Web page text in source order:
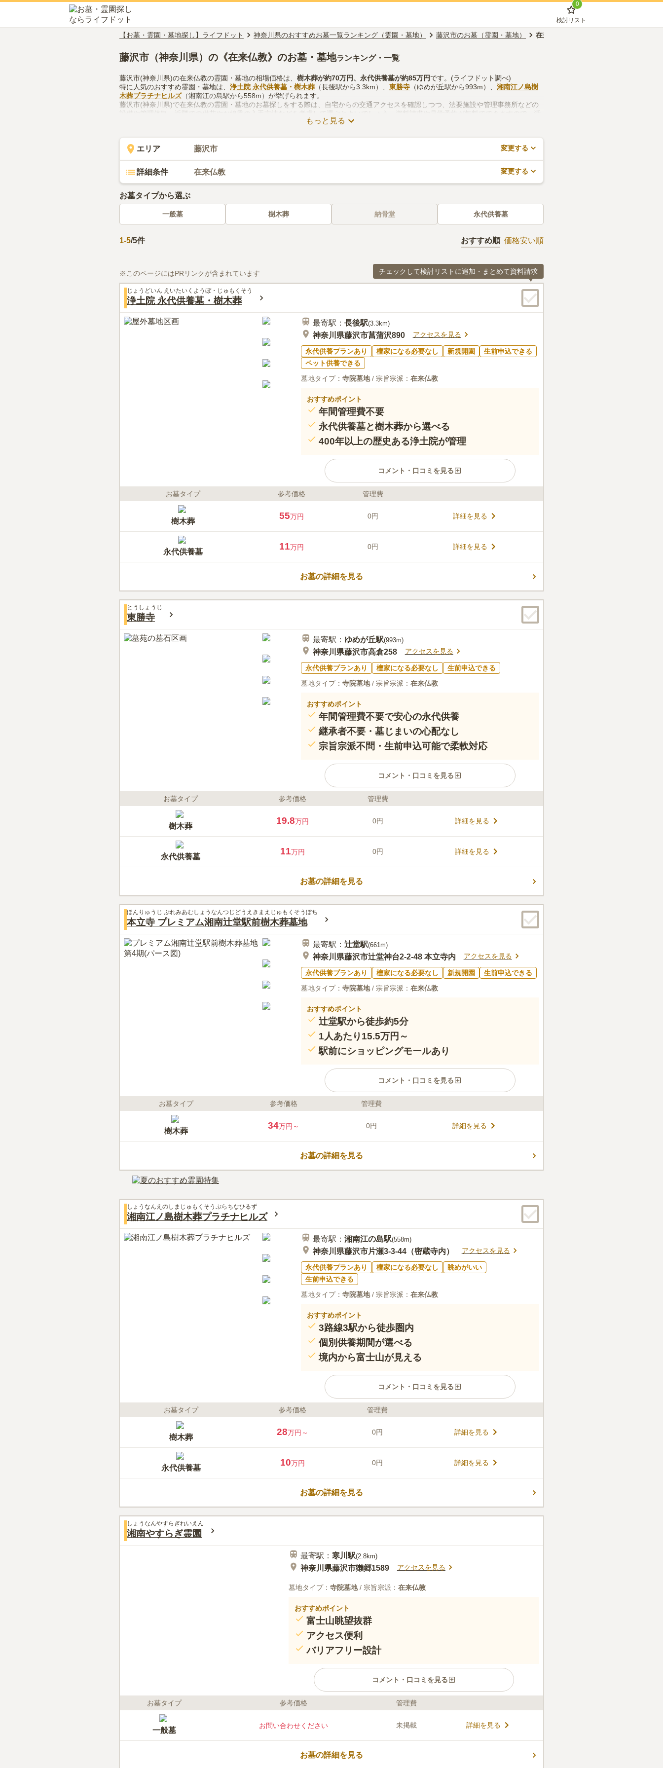
0
検討リスト
【お墓・霊園・墓地探し】ライフドット 神奈川県のおすすめお墓一覧ランキング（霊園・墓地） 藤沢市のお墓（霊園・墓地） 在来仏教
藤沢市（神奈川県）の《在来仏教》のお墓・墓地ランキング・一覧
藤沢市(神奈川県)の在来仏教の霊園・墓地の相場価格は、 樹木葬が約70万円、 永代供養墓が約85万円です。(ライフドット調べ)
特に人気のおすすめ霊園・墓地は、 浄土院 永代供養墓・樹木葬 （長後駅から3.3km）、 東勝寺 （ゆめが丘駅から993m）、 湘南江ノ島樹
木葬プラチナヒルズ（湘南江の島駅から558m）が挙げられます。
藤沢市(神奈川県)で在来仏教の霊園・墓地のお墓探しをする際は、自宅からの交通アクセスを確認しつつ、法要施設や管理事務所などの
設備や管理体制、近隣での供花やお線香の入手方法などを考慮して選ぶとよいでしょう。資料請求や見学予約が無料でできますので、活
もっと見る
エリア 藤沢市 変更する
詳細条件 在来仏教 変更する
お墓タイプから選ぶ
一般墓 樹木葬 納骨堂 永代供養墓
1-5/5件 おすすめ順 価格安い順
※このページにはPRリンクが含まれています チェックして検討リストに追加・まとめて資料請求
じょうどいん えいたいくようぼ・じゅもくそう
浄土院 永代供養墓・樹木葬
最寄駅： 長後駅(3.3km)
神奈川県藤沢市菖蒲沢890 アクセスを見る
永代供養プランあり 檀家になる必要なし 新規開園
生前申込できる
ペット供養できる
墓地タイプ： 寺院墓地/ 宗旨宗派： 在来仏教
おすすめポイント
年間管理費不要
永代供養墓と樹木葬から選べる
400年以上の歴史ある浄土院が管理
コメント・口コミを見る
ライフドット編集部のコメント
代供養墓「やすらぎ」は、全てのプランが1人用になっており、
お墓の継承者がいない方、一人身の方におすすめです。永代供
墓のように利用したい方や、夫婦、家族だけで入りたい方にぴ
ったりです。永代供養付樹木葬「自然想 やすらぎの風」は、シ
ンボルに樹木ではなく「石の墓誌」を使用しているため、故人
口コミ評価
この霊園はまだ誰からも評価されていません。
お墓タイプ 参考価格 管理費
樹木葬
55万円 0円 詳細を見る
永代供養墓
11万円 0円 詳細を見る
お墓の詳細を見る
とうしょうじ
東勝寺
最寄駅： ゆめが丘駅(993m)
神奈川県藤沢市高倉258 アクセスを見る
永代供養プランあり 檀家になる必要なし
生前申込できる
墓地タイプ： 寺院墓地/ 宗旨宗派： 在来仏教
おすすめポイント
年間管理費不要で安心の永代供養
継承者不要・墓じまいの心配なし
宗旨宗派不問・生前申込可能で柔軟対応
コメント・口コミを見る
ライフドット編集部のコメント
阿弥陀仏をご本尊としています。鎌倉の東勝寺で北条高時一族
が滅亡したことを悼み、「再び燈を点ずる」という願いを込め
度の火災や再建を経て、平成9年には本堂客殿の新築と山門修復
が行われ、現在も美しく整備された境内が広がります。法燈が
絶えることのないよう願いを込めて建てられた「無尽燈」の碑
口コミ評価
この霊園はまだ誰からも評価されていません。
お墓タイプ 参考価格 管理費
樹木葬
19.8万円 0円 詳細を見る
永代供養墓
11万円 0円 詳細を見る
お墓の詳細を見る
ほんりゅうじ ぷれみあむしょうなんつじどうえきまえじゅもくそうぼち
本立寺 プレミアム湘南辻堂駅前樹木葬墓地
最寄駅： 辻堂駅(661m)
神奈川県藤沢市辻堂神台2-2-48 本立寺内 アクセスを見る
永代供養プランあり 檀家になる必要なし 新規開園
生前申込できる
墓地タイプ： 寺院墓地/ 宗旨宗派： 在来仏教
おすすめポイント
辻堂駅から徒歩約5分
1人あたり15.5万円～
駅前にショッピングモールあり
コメント・口コミを見る
ライフドット編集部のコメント
た樹木葬墓地です。「辻堂駅」北口から徒歩約７分というアク
セスの良い立地にありながら、周囲には藤沢市藤澤浮世絵館や
神台公園があるなど、穏やかでのんびりとした環境です。遺骨
は30年間個別に供養でき、単身から家族のお墓としても使用で
きる永代供養付き樹木葬墓地です。また、30年の個別納骨期間
お墓タイプ 参考価格 管理費
樹木葬
34万円～ 0円 詳細を見る
お墓の詳細を見る
しょうなんえのしまじゅもくそうぷらちなひるず
湘南江ノ島樹木葬プラチナヒルズ
最寄駅： 湘南江の島駅(558m)
神奈川県藤沢市片瀬3-3-44（密蔵寺内） アクセスを見る
永代供養プランあり 檀家になる必要なし
眺めがいい
生前申込できる
墓地タイプ： 寺院墓地/ 宗旨宗派： 在来仏教
おすすめポイント
3路線3駅から徒歩圏内
個別供養期間が選べる
境内から富士山が見える
コメント・口コミを見る
ライフドット編集部のコメント
した。限定80区画のため、湘南・江ノ島エリアで樹木葬をお探
しの方には特におすすめです。「湘南江ノ島樹木葬プラチナヒ
応える「フラワー樹木葬」です。多くの植栽に見守られるデザ
イナーズフラワー樹木葬墓地で、1～4人で利用でき、個別供養
年数を選択できます。個別供養後は合祀永代供養墓「とわの
口コミ評価
この霊園はまだ誰からも評価されていません。
お墓タイプ 参考価格 管理費
樹木葬
28万円～ 0円 詳細を見る
永代供養墓
10万円 0円 詳細を見る
お墓の詳細を見る
しょうなんやすらぎれいえん
湘南やすらぎ霊園
最寄駅： 寒川 駅(2.8km)
神奈川県藤沢市獺郷1589 アクセスを見る
墓地タイプ： 寺院墓地/ 宗旨宗派： 在来仏教
おすすめポイント
富士山眺望抜群
アクセス便利
バリアフリー設計
コメント・口コミを見る
口コミ評価
お墓タイプ 参考価格 管理費
一般墓
お問い合わせください 未掲載 詳細を見る
お墓の詳細を見る